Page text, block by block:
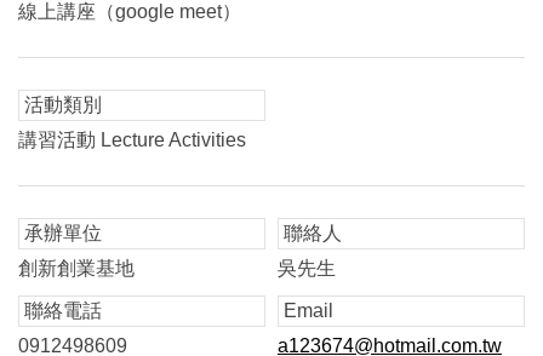
線上講座（google meet）
活動類別
講習活動 Lecture Activities
承辦單位
創新創業基地
聯絡人
吳先生
聯絡電話
0912498609
Email
a123674@hotmail.com.tw